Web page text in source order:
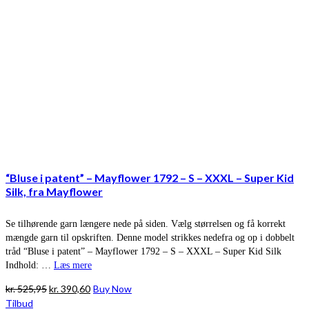
“Bluse i patent” – Mayflower 1792 – S – XXXL – Super Kid
Silk, fra Mayflower
Se tilhørende garn længere nede på siden. Vælg størrelsen og få korrekt
mængde garn til opskriften. Denne model strikkes nedefra og op i dobbelt
tråd “Bluse i patent” – Mayflower 1792 – S – XXXL – Super Kid Silk
Indhold: … Læs mere
kr.525,95Den
kr.390,60Den
Buy Now
Tilbud